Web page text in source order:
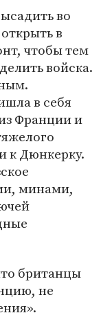
во
в
чтобы тем
войска.
в себя
Франции и
к Дюнкерку.
минами,
британцы
не